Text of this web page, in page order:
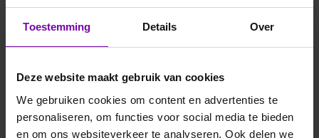
Toestemming Details Over
Deze website maakt gebruik van cookies
We gebruiken cookies om content en advertenties te
personaliseren, om functies voor social media te bieden
en om ons websiteverkeer te analyseren. Ook delen we